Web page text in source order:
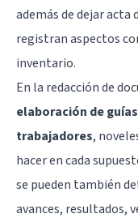
además de dejar acta
registran aspectos
inventario.
En la redacción de
elaboración de
trabajadores,
hacer en cada
se pueden también
avances, resultados,